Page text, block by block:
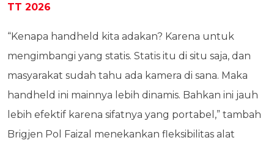
TT 2026
“Kenapa handheld kita adakan? Karena untuk
mengimbangi yang statis. Statis itu di situ saja, dan
masyarakat sudah tahu ada kamera di sana. Maka
handheld ini mainnya lebih dinamis. Bahkan ini jauh
lebih efektif karena sifatnya yang portabel,” tambah
Brigjen Pol Faizal menekankan fleksibilitas alat